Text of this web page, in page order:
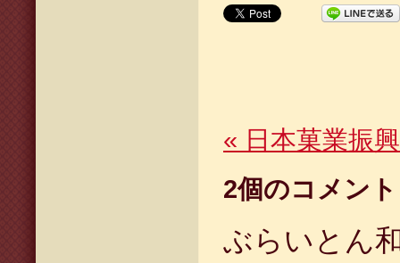
« 日本菓業振
2個のコメント
ぶらいとん